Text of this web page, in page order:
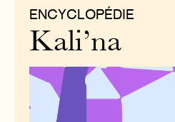
ENCYCLOPÉDIE
Kali’na